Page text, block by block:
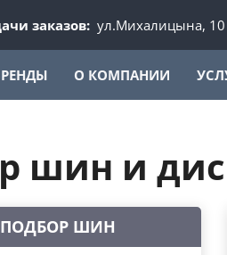
заказов: ул.Михалицына, 10
О КОМПАНИИ
шин и
ПОДБОР ШИН